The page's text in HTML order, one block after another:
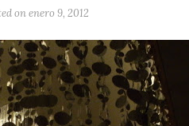
onenero 9, 2012